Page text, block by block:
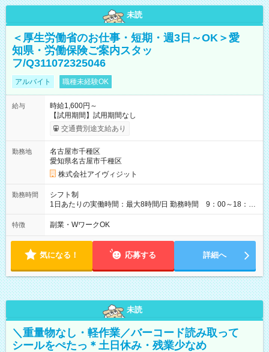
未読
＜厚生労働省のお仕事・短期・週3日～OK＞愛
知県・労働保険ご案内スタッ
フ/Q311072325046
アルバイト 職種未経験OK
給与
時給1,600円～
【試用期間】試用期間なし
交通費別途支給あり
勤務地
名古屋市千種区
愛知県名古屋市千種区
株式会社アイヴィジット
勤務時間
シフト制
1日あたりの実働時間：最大8時間/日 勤務時間 9：00～18：
00(実働8h、休憩1h) 土日祝含む週3日～OK、シフト制 ※もちろ
ん週5日勤務もOK♪ 勤務期間：2026年8月12日～9月9日※リスト
特徴 副業・WワークOK
気になる！ 応募する 詳細へ
未読
＼重量物なし・軽作業／バーコード読み取って
シールをぺたっ＊土日休み・残業少なめ